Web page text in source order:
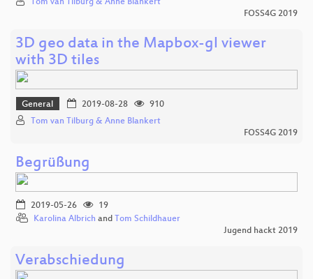
FOSS4G 2019
3D geo data in the Mapbox-gl viewer
with 3D tiles
General 2019-08-28
910
Tom van Tilburg & Anne Blankert
FOSS4G 2019
Begrüßung
2019-05-26
19
Karolina Albrich and Tom Schildhauer
Jugend hackt 2019
Verabschiedung